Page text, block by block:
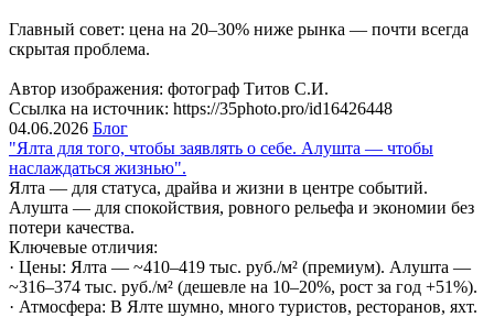
Главный совет: цена на 20–30% ниже рынка — почти всегда
скрытая проблема.
Автор изображения: фотограф Титов С.И.
Ссылка на источник: https://35photo.pro/id16426448
04.06.2026 Блог
"Ялта для того, чтобы заявлять о себе. Алушта — чтобы
наслаждаться жизнью".
Ялта — для статуса, драйва и жизни в центре событий.
Алушта — для спокойствия, ровного рельефа и экономии без
потери качества.
Ключевые отличия:
· Цены: Ялта — ~410–419 тыс. руб./м² (премиум). Алушта —
~316–374 тыс. руб./м² (дешевле на 10–20%, рост за год +51%).
· Атмосфера: В Ялте шумно, много туристов, ресторанов, яхт.